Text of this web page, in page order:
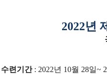
2022년
수련기간 : 2022년 10월 28일~